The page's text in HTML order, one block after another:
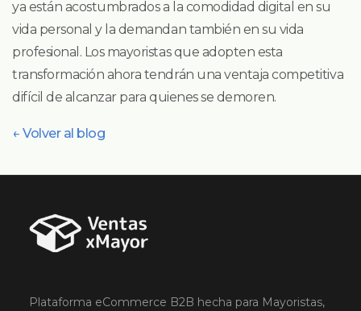
ya están acostumbrados a la comodidad digital en su
vida personal y la demandan también en su vida
profesional. Los mayoristas que adopten esta
transformación ahora tendrán una ventaja competitiva
difícil de alcanzar para quienes se demoren.
← Volver al blog
Plataforma eCommerce B2B hecha para Mayoristas,